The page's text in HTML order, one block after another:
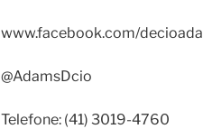
www.facebook.com/
@AdamsDcio
Telefone: (41) 3019-4760